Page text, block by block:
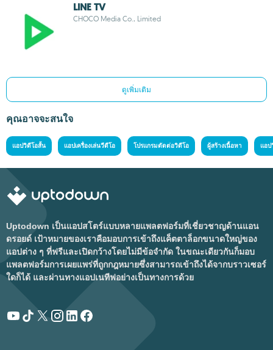
LINE TV
CHOCO Media Co., Limited
ดูเพิ่มเติม
คุณอาจจะสนใจ
แอปวิดีโอสั้น แอปเครื่องเล่นวีดีโอ โปรแกรมตัดต่อวิดีโอ ผู้สร้างเนื้อหา แอ
Uptodown เป็นแอปสโตร์แบบหลายแพลตฟอร์มที่เชี่ยวชาญด้านแอน
ดรอยด์ เป้าหมายของเราคือมอบการเข้าถึงแค็ตตาล็อกขนาดใหญ่ของ
แอปต่าง ๆ ที่ฟรีและเปิดกว้างโดยไม่มีข้อจำกัด ในขณะเดียวกันก็มอบ
แพลตฟอร์มการเผยแพร่ที่ถูกกฎหมายซึ่งสามารถเข้าถึงได้จากบราวเซอร์
ใดก็ได้ และผ่านทางแอปเนทีฟอย่างเป็นทางการด้วย